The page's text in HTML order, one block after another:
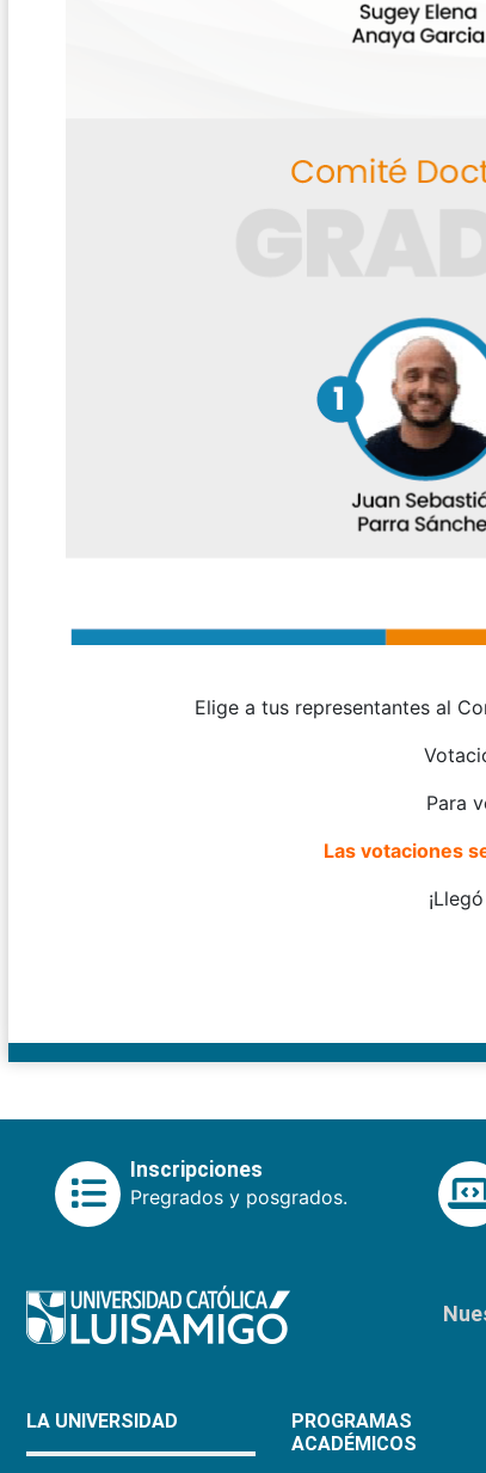
Elige a tus representantes al
Para
Las votaciones
Inscripciones
Pregrados y posgrados.
LA UNIVERSIDAD
PROGRAMAS
ACADÉMICOS